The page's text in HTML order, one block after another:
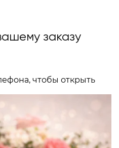
заказу
чтобы открыть